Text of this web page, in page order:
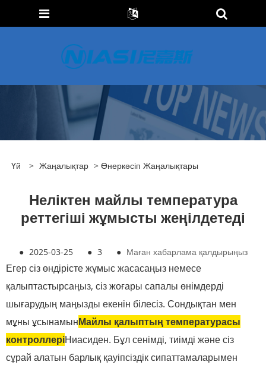
Үй > Жаңалықтар > Өнеркәсіп Жаңалықтары
Неліктен майлы температура
реттегіші жұмысты жеңілдетеді
● 2025-03-25 ● 3 ● Маған хабарлама қалдырыңыз
Егер сіз өндірісте жұмыс жасасаңыз немесе
қалыптастырсаңыз, сіз жоғары сапалы өнімдерді
шығарудың маңызды екенін білесіз. Сондықтан мен
мұны ұсынамынМайлы қалыптың температурасы
контроллеріНиасиден. Бұл сенімді, тиімді және сіз
сұрай алатын барлық қауіпсіздік сипаттамаларымен